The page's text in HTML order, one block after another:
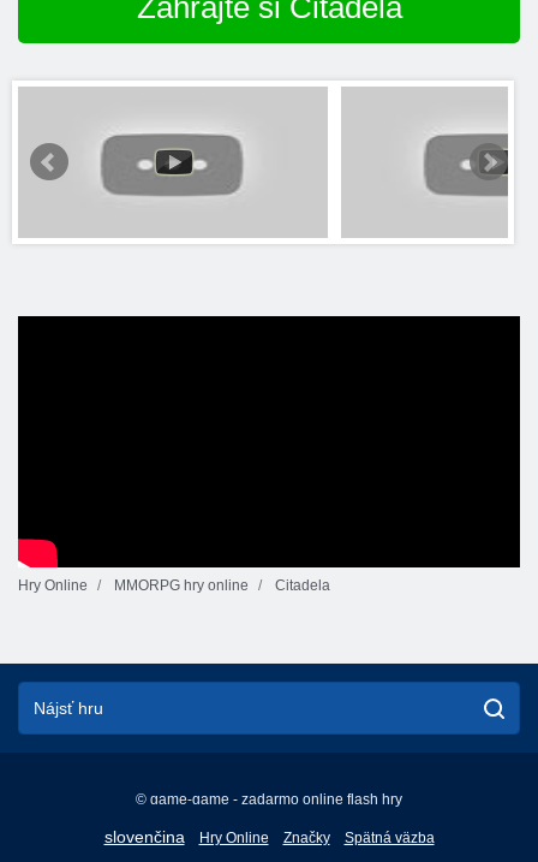
Zahrajte si Citadela
Hry Online MMORPG hry online Citadela
© game-game - zadarmo online flash hry
slovenčina
English
Hry Online Značky Spätná väzba